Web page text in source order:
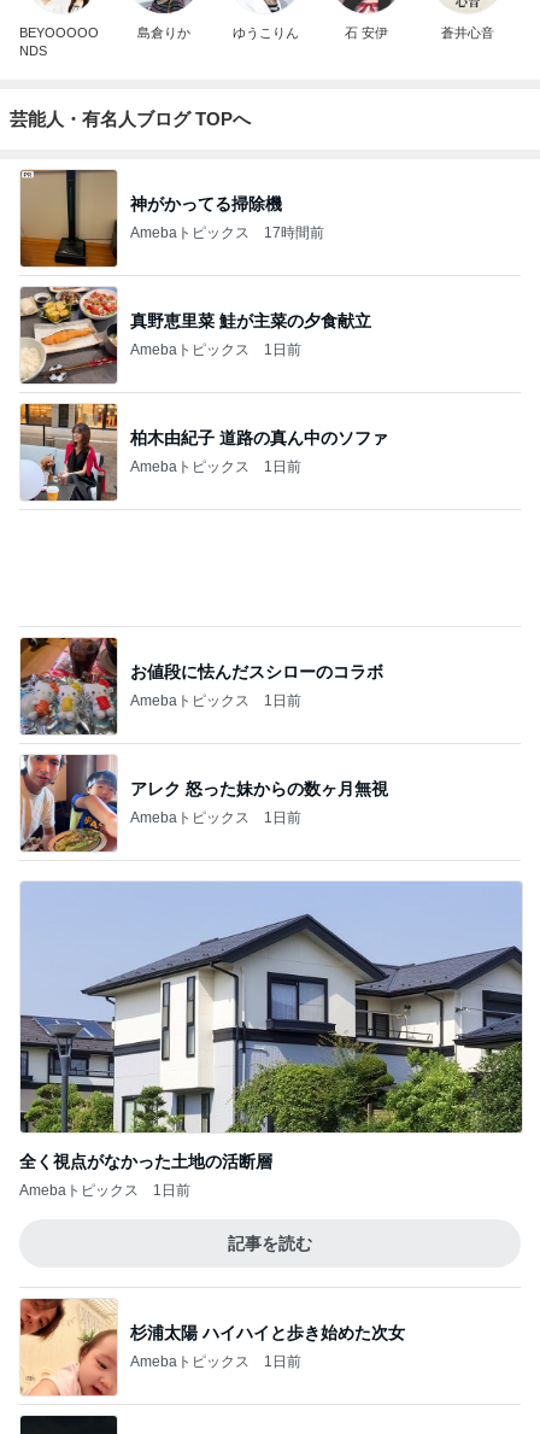
BEYOOOOO
NDS
島倉りか ゆうこりん 石 安伊 蒼井心音
芸能人・有名人ブログ TOPへ
神がかってる掃除機
Amebaトピックス 17時間前
真野恵里菜 鮭が主菜の夕食献立
Amebaトピックス 1日前
柏木由紀子 道路の真ん中のソファ
Amebaトピックス 1日前
アレク 怒った妹からの数ヶ月無視
Amebaトピックス 1日前
全く視点がなかった土地の活断層
Amebaトピックス
記事を読む
Amebaトピックス 1日前
ネイボール 渋い顔の娘と夜のお散歩
Amebaトピックス 16時間前